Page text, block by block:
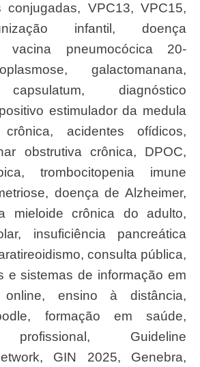
conjugadas, VPC13, VPC15,
infantil, doença
vacina pneumocócica 20-
galactomanana,
capsulatum, diagnóstico
estimulador da medula
acidentes ofídicos,
obstrutiva crônica, DPOC,
trombocitopenia imune
doença de Alzheimer,
mieloide crônica do adulto,
insuficiência pancreática
consulta pública,
e sistemas de informação em
ensino à distância,
formação em saúde,
profissional, Guideline
GIN 2025, Genebra,